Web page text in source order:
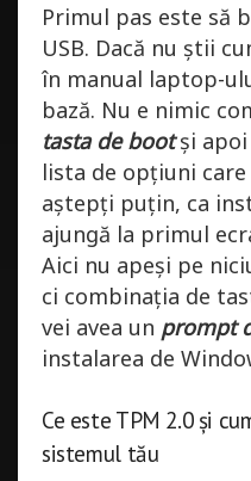
Primul pas este să
USB. Dacă nu știi
în manual laptop-
bază. Nu e nimic
tasta de bootși apoi
lista de opțiuni
aștepți puțin, ca
ajungă la primul
Aici nu apeși pe
ci combinația de
vei avea un prompt
instalarea de
Ce este TPM 2.0 și
sistemul tău